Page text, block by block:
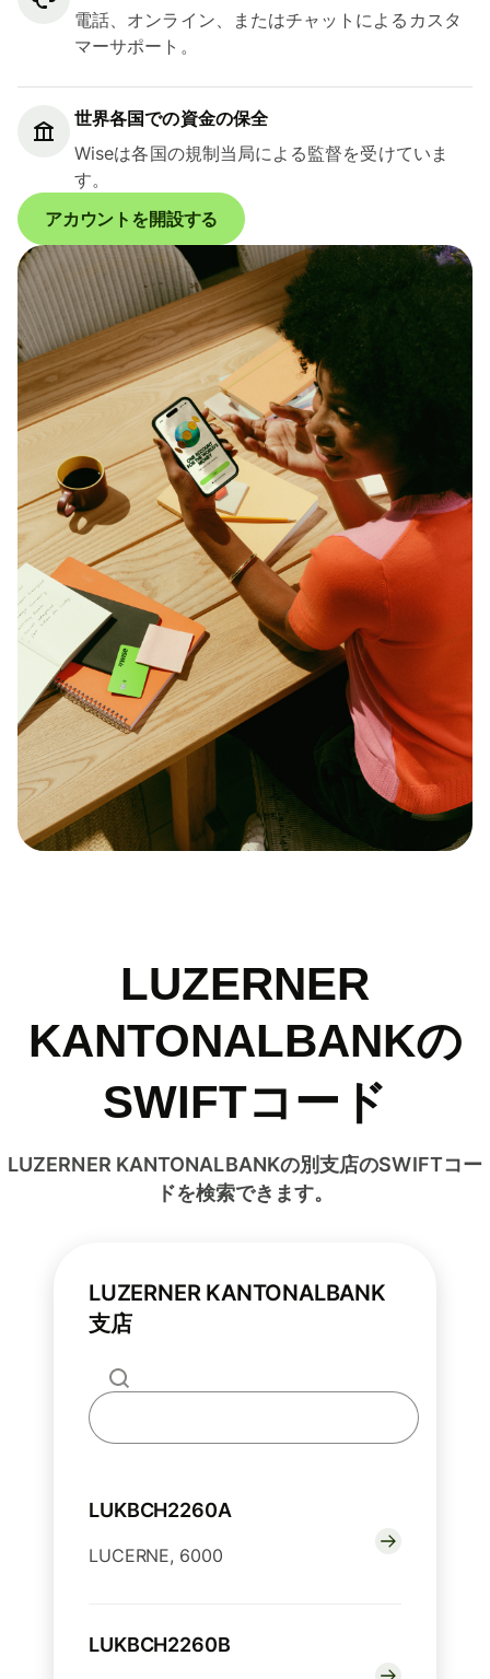
電話、オンライン、またはチャットによるカスタ
マーサポート。
世界各国での資金の保全
Wiseは各国の規制当局による監督を受けていま
す。
アカウントを開設する
LUZERNER
KANTONALBANKの
SWIFTコード
LUZERNER KANTONALBANKの別支店のSWIFTコー
ドを検索できます。
LUZERNER KANTONALBANK
支店
LUKBCH2260A
LUCERNE, 6000
LUKBCH2260B